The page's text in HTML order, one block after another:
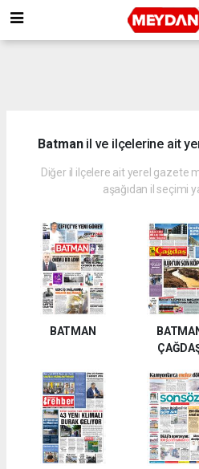
Batmanil ve ilçelerine ait
Diğer il ilçelere ait yerel gazete
aşağıdan il seçimi
BATMAN